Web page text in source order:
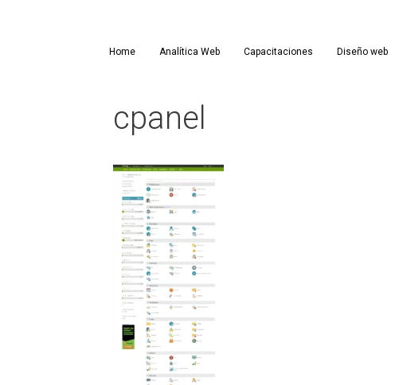
Home Analítica Web Capacitaciones Diseño web
cpanel